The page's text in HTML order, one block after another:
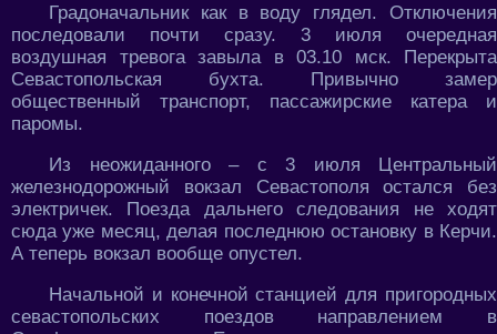
Градоначальник как в воду глядел. Отключения
последовали почти сразу. 3 июля очередная
воздушная тревога завыла в 03.10 мск. Перекрыта
Севастопольская бухта. Привычно замер
общественный транспорт, пассажирские катера и
паромы.
Из неожиданного – с 3 июля Центральный
железнодорожный вокзал Севастополя остался без
электричек. Поезда дальнего следования не ходят
сюда уже месяц, делая последнюю остановку в Керчи.
А теперь вокзал вообще опустел.
Начальной и конечной станцией для пригородных
севастопольских поездов направлением в